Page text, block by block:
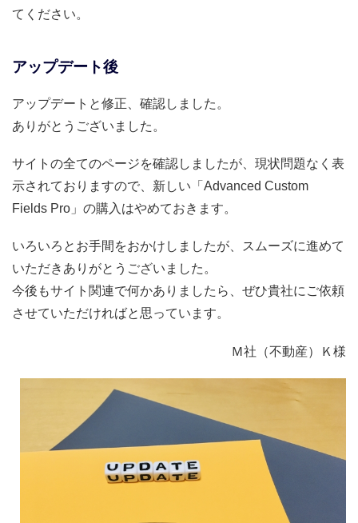
てください。
アップデート後
アップデートと修正、確認しました。
ありがとうございました。
サイトの全てのページを確認しましたが、現状問題なく表
示されておりますので、新しい「Advanced Custom
Fields Pro」の購入はやめておきます。
いろいろとお手間をおかけしましたが、スムーズに進めて
いただきありがとうございました。
今後もサイト関連で何かありましたら、ぜひ貴社にご依頼
させていただければと思っています。
Ｍ社（不動産）Ｋ様